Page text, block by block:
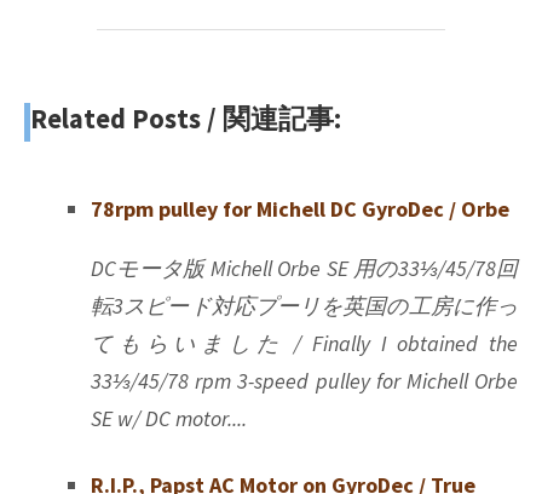
Related Posts / 関連記事:
78rpm pulley for Michell DC GyroDec / Orbe
DCモータ版 Michell Orbe SE 用の33⅓/45/78回
転3スピード対応プーリを英国の工房に作っ
てもらいました / Finally I obtained the
33⅓/45/78 rpm 3-speed pulley for Michell Orbe
SE w/ DC motor....
R.I.P., Papst AC Motor on GyroDec / True